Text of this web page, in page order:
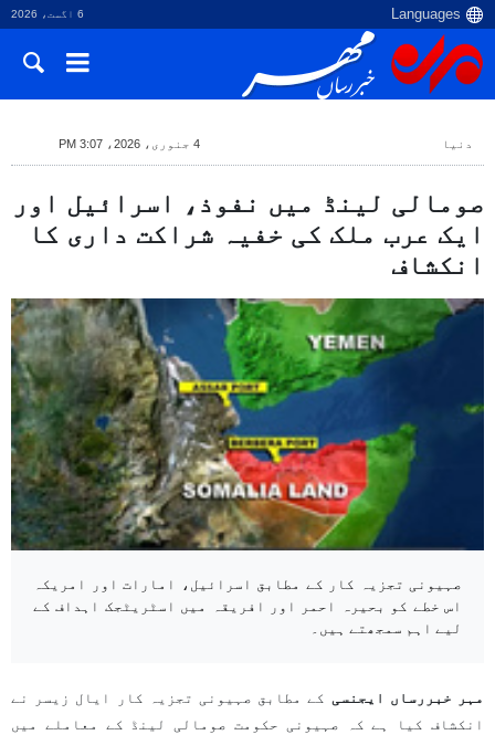
6 اگست، 2026
دنیا 4 جنوری، 2026، 3:07 PM
صومالی لینڈ میں نفوذ، اسرائیل اور
ایک عرب ملک کی خفیہ شراکت داری کا
انکشاف
صہیونی تجزیہ کار کے مطابق اسرائیل، امارات اور امریکہ
اس خطے کو بحیرہ احمر اور افریقہ میں اسٹریٹجک اہداف کے
لیے اہم سمجھتے ہیں۔
مہر خبررساں ایجنسی کے مطابق صہیونی تجزیہ کار ایال زیسر نے
انکشاف کیا ہے کہ صہیونی حکومت صومالی لینڈ کے معاملے میں